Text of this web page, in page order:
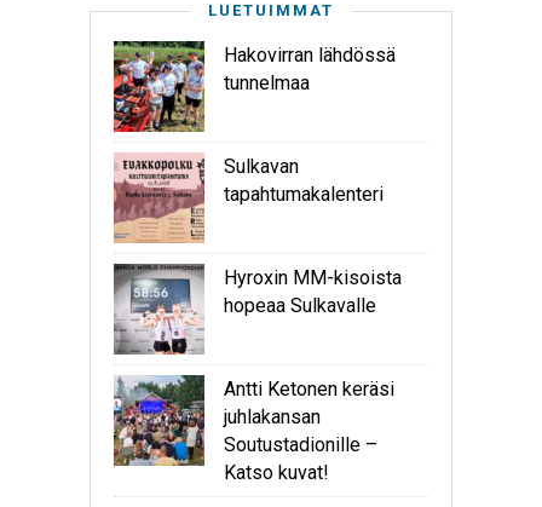
LUETUIMMAT
Hakovirran lähdössä
tunnelmaa
Sulkavan
tapahtumakalenteri
Hyroxin MM-kisoista
hopeaa Sulkavalle
Antti Ketonen keräsi
juhlakansan
Soutustadionille –
Katso kuvat!